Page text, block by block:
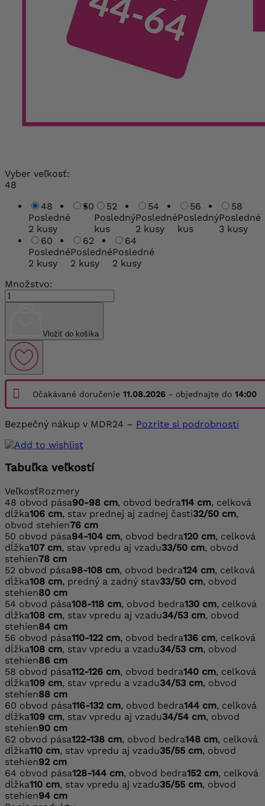
Vyber veľkosť:
48
48
Posledné
2 kusy
50
52
Posledný
kus
54
Posledné
2 kusy
56
Posledný
kus
58
Posledné
3 kusy
60
Posledné
2 kusy
62
Posledné
2 kusy
64
Posledné
2 kusy
Množstvo:
Vložiť do košíka
Očakávané doručenie 11.08.2026 - objednajte do 14:00
Bezpečný nákup v MDR24 – Pozrite si podrobnosti
Tabuľka veľkostí
VeľkosťRozmery
48 obvod pása90-98 cm, obvod bedra114 cm, celková
dĺžka106 cm, stav prednej aj zadnej časti32/50 cm,
obvod stehien76 cm
50 obvod pása94-104 cm, obvod bedra120 cm, celková
dĺžka107 cm, stav vpredu aj vzadu33/50 cm, obvod
stehien78 cm
52 obvod pása98-108 cm, obvod bedra124 cm, celková
dĺžka108 cm, predný a zadný stav33/50 cm, obvod
stehien80 cm
54 obvod pása108-118 cm, obvod bedra130 cm, celková
dĺžka108 cm, stav vpredu aj vzadu34/53 cm, obvod
stehien84 cm
56 obvod pása110-122 cm, obvod bedra136 cm, celková
dĺžka108 cm, stav vpredu a vzadu34/53 cm, obvod
stehien86 cm
58 obvod pása112-126 cm, obvod bedra140 cm, celková
dĺžka109 cm, stav vpredu a vzadu34/53 cm, obvod
stehien88 cm
60 obvod pása116-132 cm, obvod bedra144 cm, celková
dĺžka109 cm, stav vpredu aj vzadu34/54 cm, obvod
stehien90 cm
62 obvod pása122-138 cm, obvod bedra148 cm, celková
dĺžka110 cm, stav vpredu aj vzadu35/55 cm, obvod
stehien92 cm
64 obvod pása128-144 cm, obvod bedra152 cm, celková
dĺžka110 cm, stav vpredu aj vzadu35/55 cm, obvod
stehien94 cm